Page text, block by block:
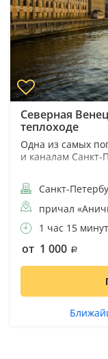
Северная
теплоходе
Одна из самых
и каналам Санкт-
Санкт-
причал
1 час 15 минут
от 1 000